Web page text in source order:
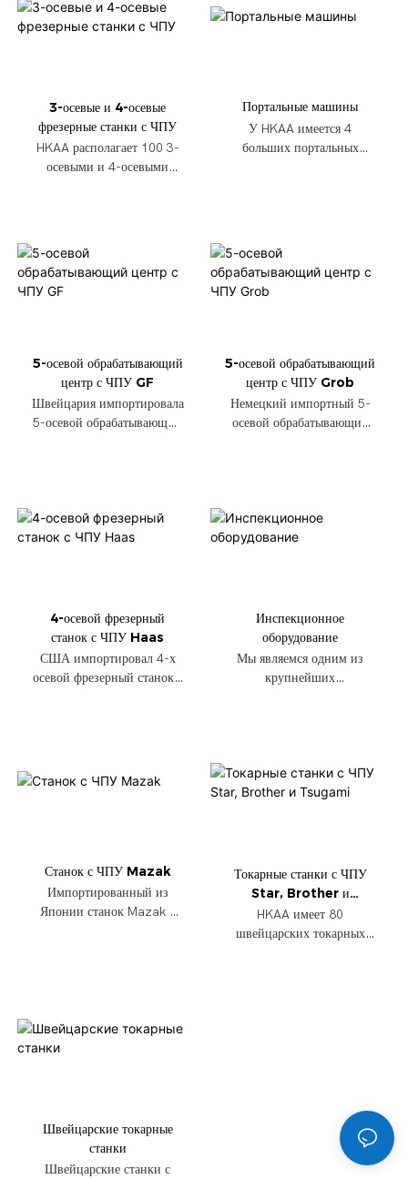
3-осевые и 4-осевые
фрезерные станки с ЧПУ
HKAA располагает 100 3-
осевыми и 4-осевыми
Портальные машины
У HKAA имеется 4
больших портальных
5-осевой обрабатывающий
центр с ЧПУ GF
Швейцария импортировала
5-осевой обрабатывающий
5-осевой обрабатывающий
центр с ЧПУ Grob
Немецкий импортный 5-
осевой обрабатывающий
4-осевой фрезерный
станок с ЧПУ Haas
США импортировал 4-х
осевой фрезерный станок с
Инспекционное
оборудование
Мы являемся одним из
крупнейших
Станок с ЧПУ Mazak
Импортированный из
Японии станок Mazak с
Токарные станки с ЧПУ
Star, Brother и
Tsugami
HKAA имеет 80
швейцарских токарных
Швейцарские токарные
станки
Швейцарские станки с